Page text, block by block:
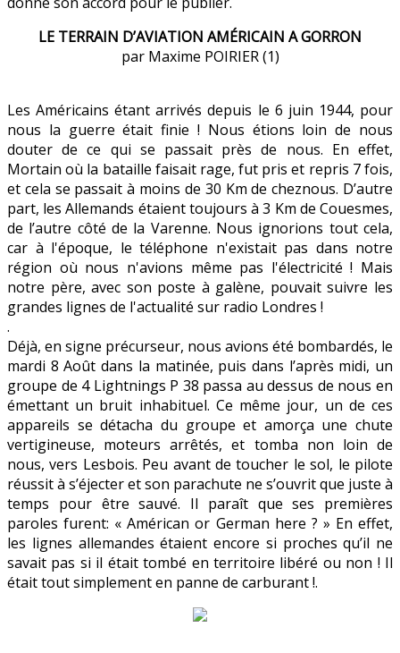
LE TERRAIN D’AVIATION AMÉRICAIN A GORRON
par Maxime POIRIER (1)
Les Américains étant arrivés depuis le 6 juin 1944, pour
nous la guerre était finie ! Nous étions loin de nous
douter de ce qui se passait près de nous. En effet,
Mortain où la bataille faisait rage, fut pris et repris 7 fois,
et cela se passait à moins de 30 Km de cheznous. D’autre
part, les Allemands étaient toujours à 3 Km de Couesmes,
de l’autre côté de la Varenne. Nous ignorions tout cela,
car à l'époque, le téléphone n'existait pas dans notre
région où nous n'avions même pas l'électricité ! Mais
notre père, avec son poste à galène, pouvait suivre les
grandes lignes de l'actualité sur radio Londres !
.
Déjà, en signe précurseur, nous avions été bombardés, le
mardi 8 Août dans la matinée, puis dans l’après midi, un
groupe de 4 Lightnings P 38 passa au dessus de nous en
émettant un bruit inhabituel. Ce même jour, un de ces
appareils se détacha du groupe et amorça une chute
vertigineuse, moteurs arrêtés, et tomba non loin de
nous, vers Lesbois. Peu avant de toucher le sol, le pilote
réussit à s’éjecter et son parachute ne s’ouvrit que juste à
temps pour être sauvé. Il paraît que ses premières
paroles furent: « Américan or German here ? » En effet,
les lignes allemandes étaient encore si proches qu’il ne
savait pas si il était tombé en territoire libéré ou non ! Il
était tout simplement en panne de carburant !.